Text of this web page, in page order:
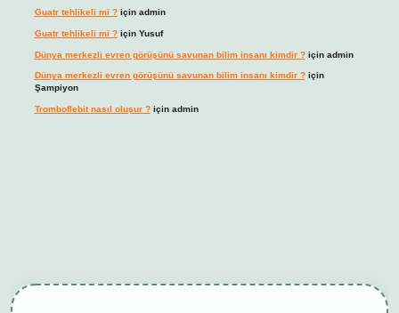
Guatr tehlikeli mi ?için admin
Guatr tehlikeli mi ?için Yusuf
Dünya merkezli evren görüşünü savunan bilim insanı kimdir ?için admin
Dünya merkezli evren görüşünü savunan bilim insanı kimdir ?için
Şampiyon
Tromboflebit nasıl oluşur ?için admin